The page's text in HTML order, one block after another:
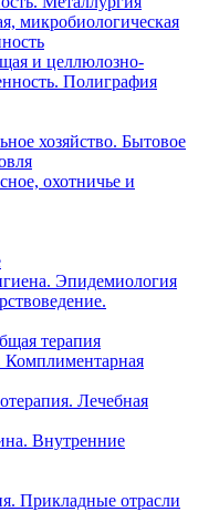
микробиологическая
и целлюлозно-
Полиграфия
хозяйство. Бытовое
охотничье и
Эпидемиология
терапия
Лечебная
Внутренние
Прикладные отрасли